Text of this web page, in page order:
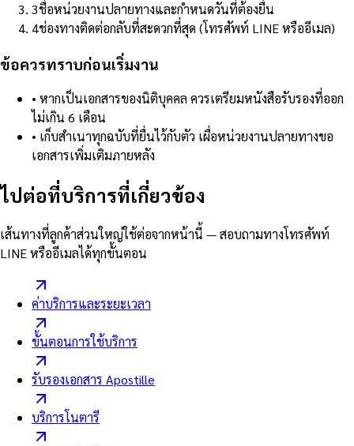
3ชื่อหน่วยงานปลายทางและกำหนดวันที่ต้องยื่น
4ช่องทางติดต่อกลับที่สะดวกที่สุด (โทรศัพท์ LINE หรืออีเมล)
ข้อควรทราบก่อนเริ่มงาน
• หากเป็นเอกสารของนิติบุคคล ควรเตรียมหนังสือรับรองที่ออก
ไม่เกิน 6 เดือน
• เก็บสำเนาทุกฉบับที่ยื่นไว้กับตัว เผื่อหน่วยงานปลายทางขอ
เอกสารเพิ่มเติมภายหลัง
ไปต่อที่บริการที่เกี่ยวข้อง
เส้นทางที่ลูกค้าส่วนใหญ่ใช้ต่อจากหน้านี้ — สอบถามทางโทรศัพท์
LINE หรืออีเมลได้ทุกขั้นตอน
ค่าบริการและระยะเวลา
ขั้นตอนการใช้บริการ
รับรองเอกสาร Apostille
บริการโนตารี